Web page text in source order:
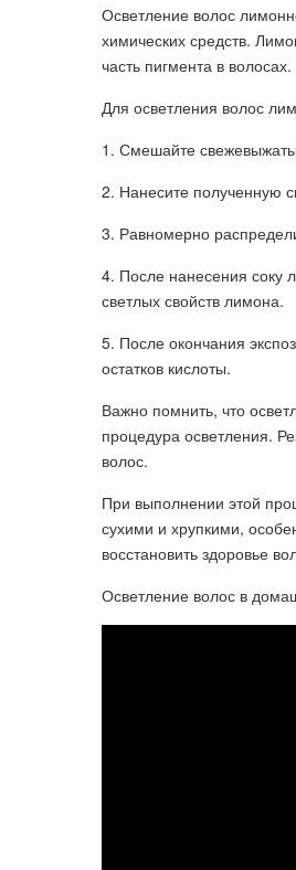
Осветление волос
химических средств.
часть пигмента в волосах.
Для осветления волос
1. Смешайте
2. Нанесите полученную
3. Равномерно
4. После нанесения соку
светлых свойств лимона.
5. После окончания
остатков кислоты.
Важно помнить, что
процедура осветления.
волос.
При выполнении этой
сухими и хрупкими,
восстановить здоровье
Осветление волос в